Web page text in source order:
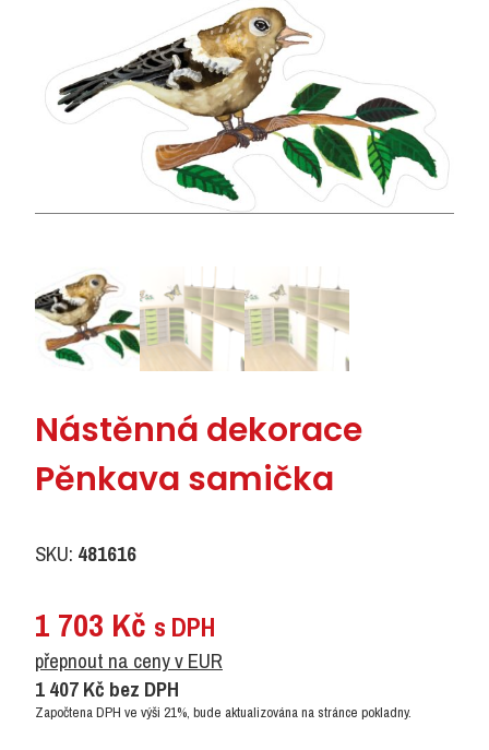
Nástěnná dekorace
Pěnkava samička
SKU: 481616
1 703 Kč s DPH
přepnout na ceny v EUR
1 407Kč bez DPH
Započtena DPH ve výši 21%, bude aktualizována na stránce pokladny.